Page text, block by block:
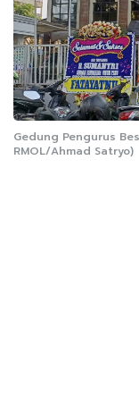
Gedung Pengurus
RMOL/Ahmad Satryo)